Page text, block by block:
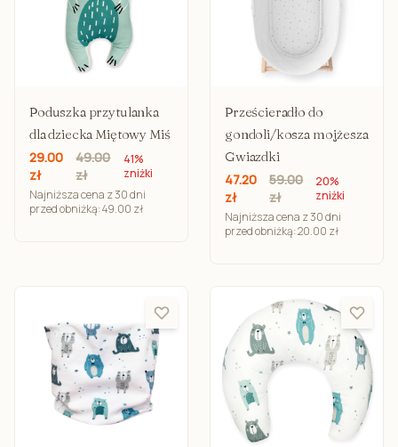
Poduszka przytulanka
dla dziecka Miętowy Miś
29.00
zł
49.00
zł
41%
zniżki
Najniższa cena z 30 dni
przed obniżką: 49.00 zł
Prześcieradło do
gondoli/kosza mojżesza
Gwiazdki
47.20
zł
59.00
zł
20%
zniżki
Najniższa cena z 30 dni
przed obniżką: 20.00 zł